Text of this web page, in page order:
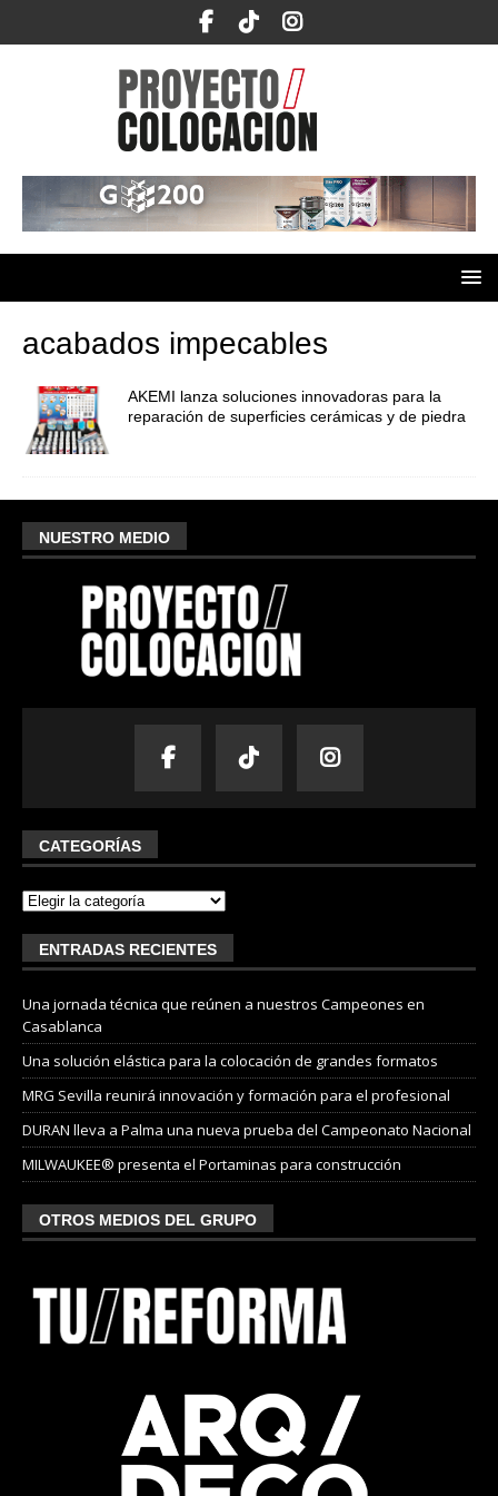
acabados impecables
AKEMI lanza soluciones innovadoras para la
reparación de superficies cerámicas y de piedra
NUESTRO MEDIO
CATEGORÍAS
ENTRADAS RECIENTES
Una jornada técnica que reúnen a nuestros Campeones en
Casablanca
Una solución elástica para la colocación de grandes formatos
MRG Sevilla reunirá innovación y formación para el profesional
DURAN lleva a Palma una nueva prueba del Campeonato Nacional
MILWAUKEE® presenta el Portaminas para construcción
OTROS MEDIOS DEL GRUPO